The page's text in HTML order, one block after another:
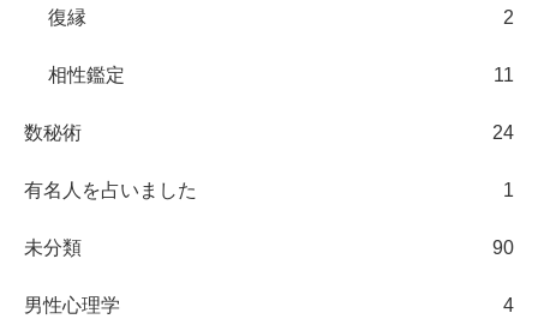
復縁 2
相性鑑定 11
数秘術 24
有名人を占いました 1
未分類 90
男性心理学 4